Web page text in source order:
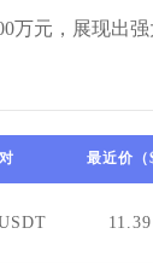
万元，展现出强
最近价（
11.39